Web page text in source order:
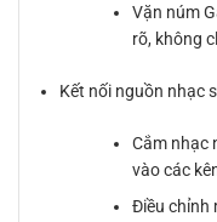
Vặn núm
rõ, không
Kết nối nguồn nhạc
Cắm nhạc
vào các
Điều chỉnh